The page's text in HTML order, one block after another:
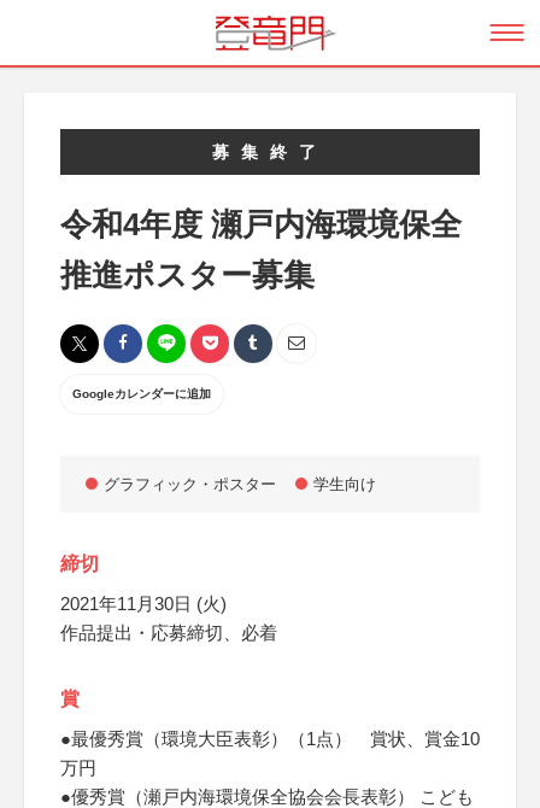
募集終了
令和4年度 瀬戸内海環境保全
推進ポスター募集
Googleカレンダーに追加
グラフィック・ポスター 学生向け
締切
2021年11月30日 (火)
作品提出・応募締切、必着
賞
●最優秀賞（環境大臣表彰）（1点） 賞状、賞金10
万円
●優秀賞（瀬戸内海環境保全協会会長表彰） こども